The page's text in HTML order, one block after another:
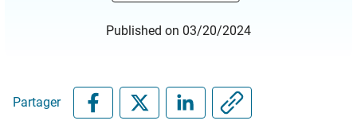
Published on 03/20/2024
Partager